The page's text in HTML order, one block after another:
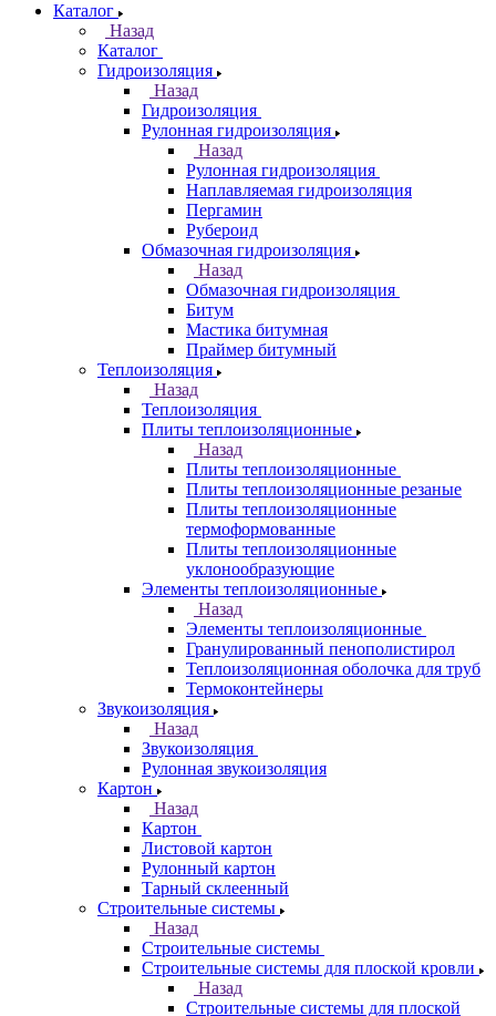
Каталог
Назад
Каталог
Гидроизоляция
Назад
Гидроизоляция
Рулонная гидроизоляция
Назад
Рулонная гидроизоляция
Наплавляемая гидроизоляция
Пергамин
Рубероид
Обмазочная гидроизоляция
Назад
Обмазочная гидроизоляция
Битум
Мастика битумная
Праймер битумный
Теплоизоляция
Назад
Теплоизоляция
Плиты теплоизоляционные
Назад
Плиты теплоизоляционные
Плиты теплоизоляционные резаные
Плиты теплоизоляционные
термоформованные
Плиты теплоизоляционные
уклонообразующие
Элементы теплоизоляционные
Назад
Элементы теплоизоляционные
Гранулированный пенополистирол
Теплоизоляционная оболочка для труб
Термоконтейнеры
Звукоизоляция
Назад
Звукоизоляция
Рулонная звукоизоляция
Картон
Назад
Картон
Листовой картон
Рулонный картон
Тарный склеенный
Строительные системы
Назад
Строительные системы
Строительные системы для плоской кровли
Назад
Строительные системы для плоской